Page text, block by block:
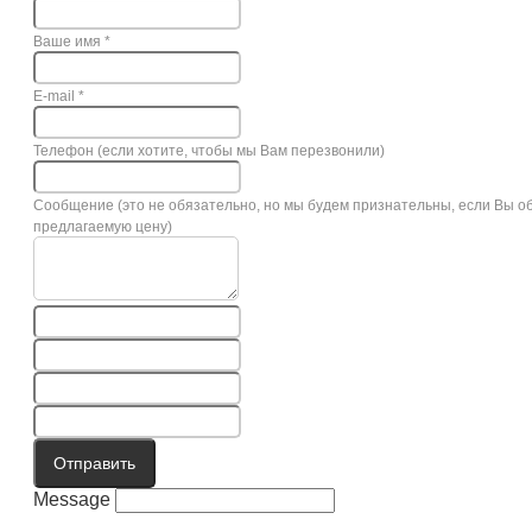
Ваше имя *
E-mail *
Телефон (если хотите, чтобы мы Вам перезвонили)
Сообщение (это не обязательно, но мы будем признательны, если Вы
предлагаемую цену)
Отправить
Message